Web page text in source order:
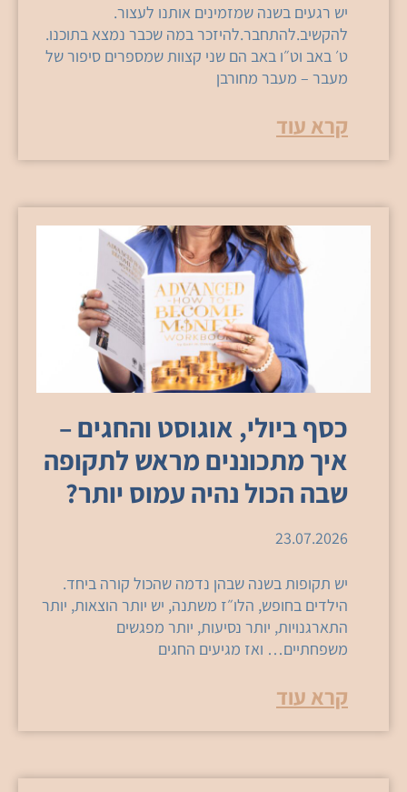
יש רגעים בשנה שמזמינים אותנו לעצור.
להקשיב.להתחבר.להיזכר במה שכבר נמצא בתוכנו.
ט׳ באב וט״ו באב הם שני קצוות שמספרים סיפור של
מעבר – מעבר מחורבן
קרא עוד
כסף ביולי, אוגוסט והחגים –
איך מתכוננים מראש לתקופה
שבה הכול נהיה עמוס יותר?
23.07.2026
יש תקופות בשנה שבהן נדמה שהכול קורה ביחד.
הילדים בחופש, הלו״ז משתנה, יש יותר הוצאות, יותר
התארגנויות, יותר נסיעות, יותר מפגשים
משפחתיים… ואז מגיעים החגים
קרא עוד